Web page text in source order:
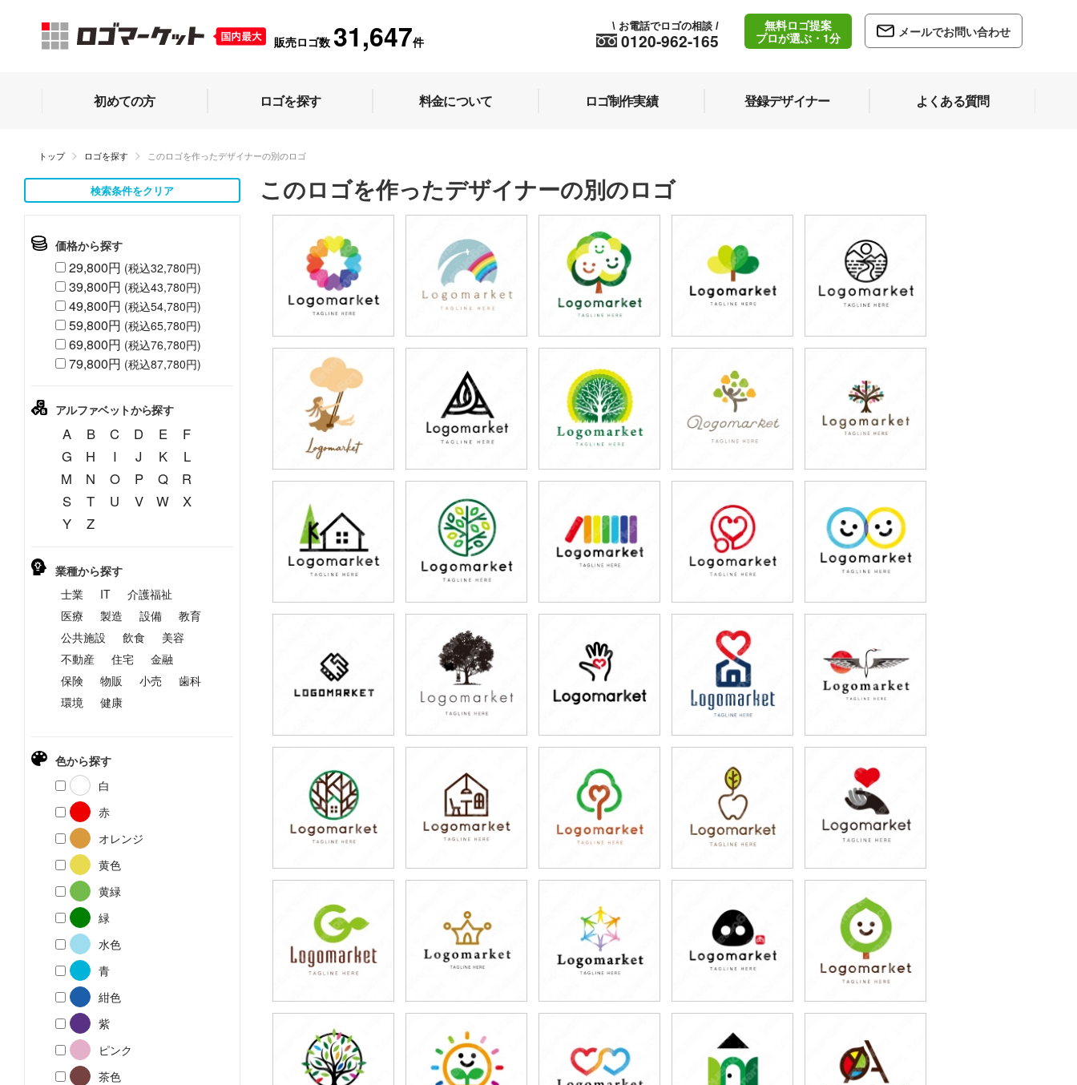
販売ロゴ数 31,647件 0120-962-165
\ お電話でロゴの相談 /
無料ロゴ提案
プロが選ぶ・1分
メールでお問い合わせ
初めての方 ロゴを探す 料金について ロゴ制作実績 登録デザイナー よくある質問
トップ ロゴを探す このロゴを作ったデザイナーの別のロゴ
検索条件をクリア
価格から探す
29,800円 (税込32,780円)
39,800円 (税込43,780円)
49,800円 (税込54,780円)
59,800円 (税込65,780円)
69,800円 (税込76,780円)
79,800円 (税込87,780円)
アルファベットから探す
A B C D E
F
G
H I J K
L
M
N O P Q
R
S
T U V W
X
Y
Z
業種から探す
士業
IT
介護福祉
医療
製造 設備
教育
公共施設
飲食
美容
不動産
住宅
金融
保険
物販 小売
歯科
環境
健康
色から探す
白
赤
オレンジ
黄色
黄緑
緑
水色
青
紺色
紫
ピンク
茶色
このロゴを作ったデザイナーの別のロゴ
79,800円
(税込87,780円)
79,800円
(税込87,780円)
79,800円
(税込87,780円)
79,800円
(税込87,780円)
79,800円
(税込87,780円)
79,800円
(税込87,780円)
79,800円
(税込87,780円)
79,800円
(税込87,780円)
79,800円
(税込87,780円)
79,800円
(税込87,780円)
(税込87,780円)
79,800円
(税込87,780円)
79,800円
(税込87,780円)
79,800円
(税込87,780円)
79,800円
(税込87,780円)
79,800円
(税込87,780円)
79,800円
(税込87,780円)
79,800円
(税込87,780円)
79,800円
(税込87,780円)
79,800円
(税込87,780円)
79,800円
(税込87,780円)
79,800円
(税込87,780円)
79,800円
(税込87,780円)
79,800円
(税込87,780円)
79,800円
(税込87,780円)
79,800円
(税込87,780円)
79,800円
(税込87,780円)
79,800円
(税込87,780円)
79,800円
(税込87,780円)
79,800円
(税込87,780円)